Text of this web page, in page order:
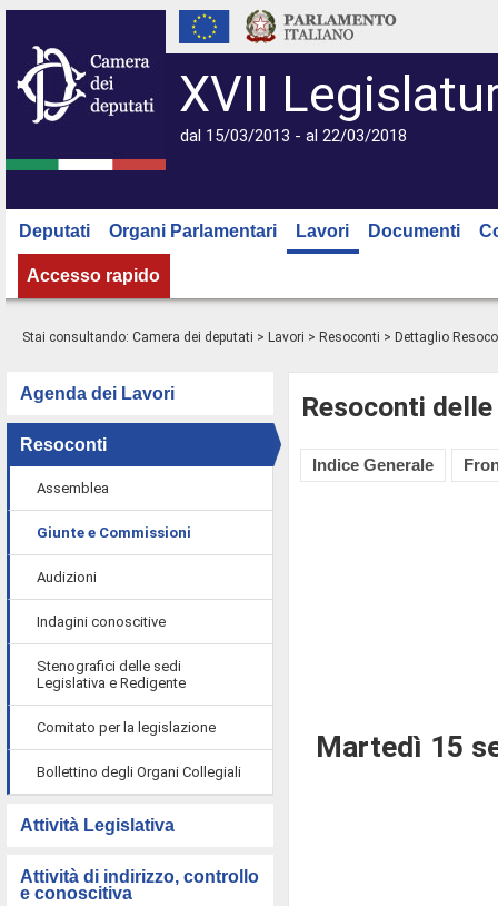
XVII
dal 15/03/2013 - al 22/03/2018
Deputati Organi Parlamentari Lavori Documenti
Accesso rapido
Stai consultando: Camera dei deputati > Lavori > Resoconti > Dettaglio
Agenda dei Lavori
Resoconti
Assemblea
Giunte e Commissioni
Audizioni
Indagini conoscitive
Stenografici delle sedi
Legislativa e Redigente
Comitato per la legislazione
Bollettino degli Organi Collegiali
Attività Legislativa
Attività di indirizzo, controllo
e conoscitiva
Resoconti
Indice Generale
Martedì 15